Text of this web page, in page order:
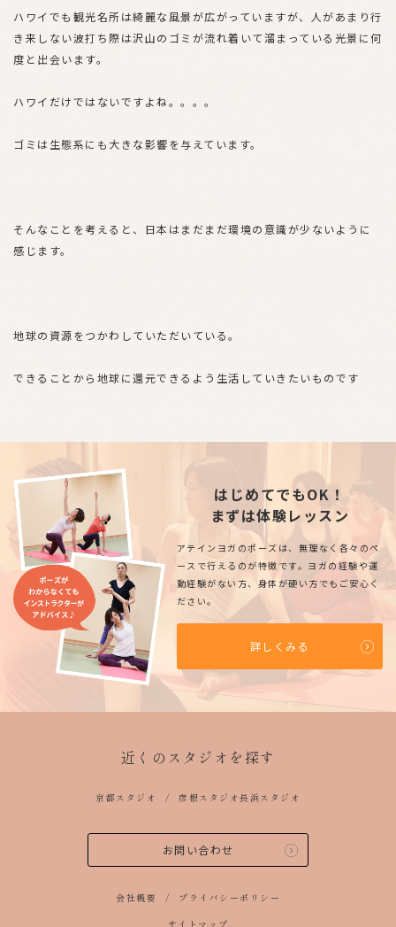
ハワイでも観光名所は綺麗な風景が広がっていますが、人があまり行
き来しない波打ち際は沢山のゴミが流れ着いて溜まっている光景に何
度と出会います。
ハワイだけではないですよね。。。。
ゴミは生態系にも大きな影響を与えています。
そんなことを考えると、日本はまだまだ環境の意識が少ないように
感じます。
地球の資源をつかわしていただいている。
できることから地球に還元できるよう生活していきたいものです
はじめてでもOK！
まずは体験レッスン
アテインヨガのポーズは、無理なく各々のペ
ースで行えるのが特徴です。ヨガの経験や運
動経験がない方、身体が硬い方でもご安心く
ださい。
詳しくみる
近くのスタジオを探す
京都スタジオ 彦根スタジオ 長浜スタジオ
お問い合わせ
会社概要
プライバシーポリシー
サイトマップ